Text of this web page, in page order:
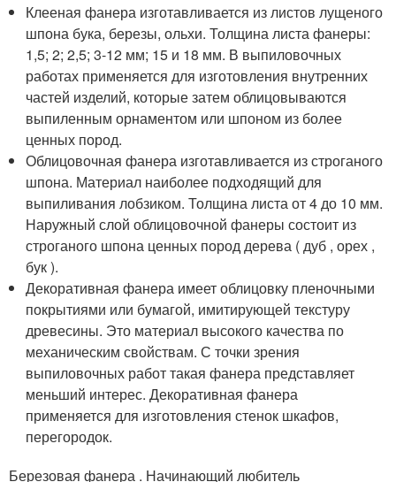
Клееная фанера изготавливается из листов лущеного
шпона бука, березы, ольхи. Толщина листа фанеры:
1,5; 2; 2,5; 3-12 мм; 15 и 18 мм. В выпиловочных
работах применяется для изготовления внутренних
частей изделий, которые затем облицовываются
выпиленным орнаментом или шпоном из более
ценных пород.
Облицовочная фанера изготавливается из строганого
шпона. Материал наиболее подходящий для
выпиливания лобзиком. Толщина листа от 4 до 10 мм.
Наружный слой облицовочной фанеры состоит из
строганого шпона ценных пород дерева ( дуб , орех ,
бук ).
Декоративная фанера имеет облицовку пленочными
покрытиями или бумагой, имитирующей текстуру
древесины. Это материал высокого качества по
механическим свойствам. С точки зрения
выпиловочных работ такая фанера представляет
меньший интерес. Декоративная фанера
применяется для изготовления стенок шкафов,
перегородок.
Березовая фанера . Начинающий любитель